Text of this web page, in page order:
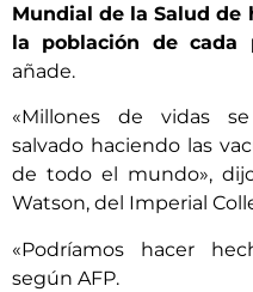
Mundial de la Salud de
la población de cada
añade.
«Millones de vidas
salvado haciendo las
de todo el mundo»,
Watson, del Imperial
«Podríamos hacer
según AFP.